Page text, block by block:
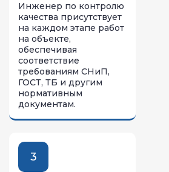
Инженер по контролю
качества присутствует
на каждом этапе работ
на объекте,
обеспечивая
соответствие
требованиям СНиП,
ГОСТ, ТБ и другим
нормативным
документам.
3